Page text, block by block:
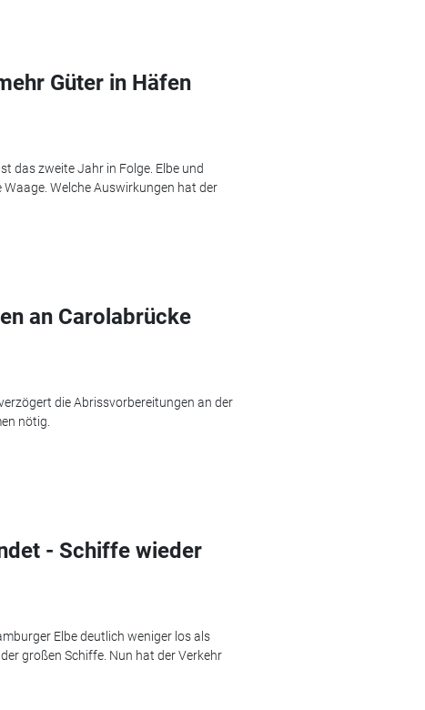
Güter in Häfen
das zweite Jahr in Folge. Elbe und
Welche Auswirkungen hat der
an Carolabrücke
die Abrissvorbereitungen an der
nötig.
- Schiffe wieder
Elbe deutlich weniger los als
großen Schiffe. Nun hat der Verkehr